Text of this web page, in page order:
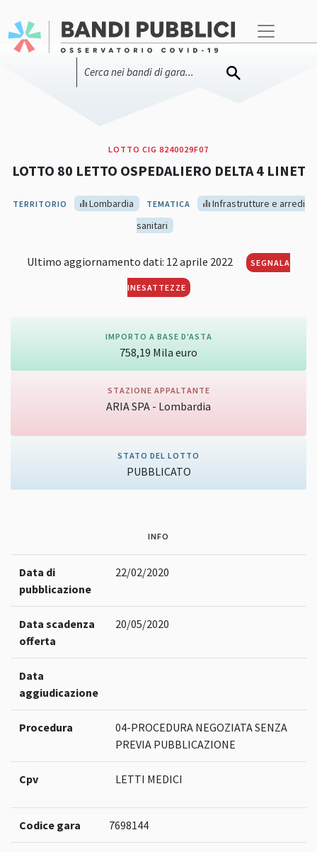
LOTTO CIG 8240029F07
LOTTO 80 LETTO OSPEDALIERO DELTA 4 LINET
TERRITORIO Lombardia TEMATICA
Infrastrutture e arredi
sanitari
Ultimo aggiornamento dati: 12 aprile 2022 SEGNALA
INESATTEZZE
IMPORTO A BASE D'ASTA
758,19 Mila euro
STAZIONE APPALTANTE
ARIA SPA - Lombardia
STATO DEL LOTTO
PUBBLICATO
INFO
Data di
pubblicazione
22/02/2020
Data scadenza
offerta
20/05/2020
Data
aggiudicazione
Procedura
04-PROCEDURA NEGOZIATA SENZA
PREVIA PUBBLICAZIONE
Cpv LETTI MEDICI
Codice gara 7698144